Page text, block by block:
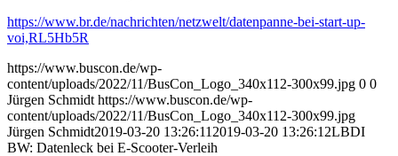
https://www.br.de/nachrichten/netzwelt/datenpanne-bei-start-up-
voi,RL5Hb5R
https://www.buscon.de/wp-
content/uploads/2022/11/BusCon_Logo_340x112-300x99.jpg 0 0
Jürgen Schmidt https://www.buscon.de/wp-
content/uploads/2022/11/BusCon_Logo_340x112-300x99.jpg
Jürgen Schmidt2019-03-20 13:26:11 2019-03-20 13:26:12LBDI
BW: Datenleck bei E-Scooter-Verleih